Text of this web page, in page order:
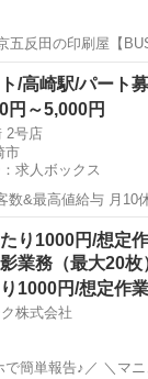
だける方を募集してい
スタッフ
/高崎駅/パート
円～5,000円
2号店
市
求人ボックス
数&最高値給与 月10
リスト <仕事内容>
ミネーション ・まつ
たり1000円/想定
業務（最大20枚
1000円/想定作
株式会社
簡単報告♪／ ＼マニ